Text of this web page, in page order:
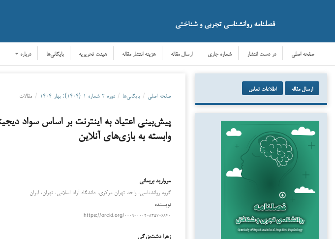
فصلنامه روانشناسی تجربی و شناختی
صفحه اصلی در دست انتشار شماره جاری ارسال مقاله هزینه انتشار مقاله هیئت تحریریه بایگانی‌ها درباره
ارسال مقاله اطلاعات تماس
صفحه اصلی / بایگانی‌ها / دوره ۲ شماره ۱ (۱۴۰۴): بهار ۱۴۰۴ / مقالات
پیش‌بینی اعتیاد به اینترنت بر اساس سواد
وابسته به بازی‌های آنلاین
مروارید بریمانی
گروه روانشناسی، واحد تهران مرکزی، دانشگاه آزاد اسلامی، تهران، ایران
نویسنده
https://orcid.org/۰۰۰۹-۰۰۰۲-۸۳۵۷-۶۸۴۰
زهرا دشت‌بزرگی